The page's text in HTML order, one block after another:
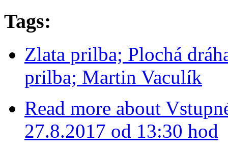
Tags:
Zlata prilba; Plochá
prilba; Martin Vaculík
Read more about
27.8.2017 od 13:30 hod